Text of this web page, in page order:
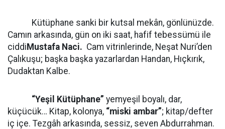
Kütüphane sanki bir kutsal mekân, gönlünüzde.
Camın arkasında, gün on iki saat, hafif tebessümü ile
ciddi Mustafa Naci. Cam vitrinlerinde, Neşat Nuri’den
Çalıkuşu; başka başka yazarlardan Handan, Hıçkırık,
Dudaktan Kalbe.
“Yeşil Kütüphane” yemyeşil boyalı, dar,
küçücük… Kitap, kolonya, “miski ambar”; kitap/defter
iç içe. Tezgâh arkasında, sessiz, seven Abdurrahman.